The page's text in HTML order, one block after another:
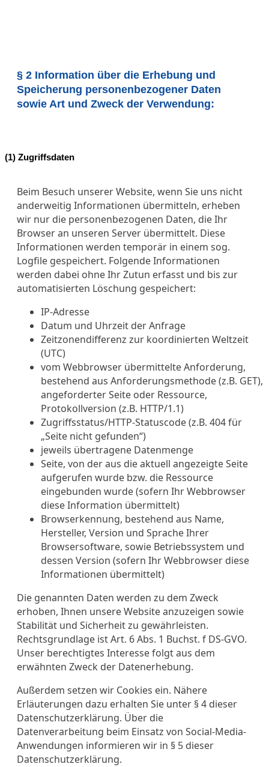
§ 2 Information über die Erhebung und
Speicherung personenbezogener Daten
sowie Art und Zweck der Verwendung:
(1) Zugriffsdaten
Beim Besuch unserer Website, wenn Sie uns nicht
anderweitig Informationen übermitteln, erheben
wir nur die personenbezogenen Daten, die Ihr
Browser an unseren Server übermittelt. Diese
Informationen werden temporär in einem sog.
Logfile gespeichert. Folgende Informationen
werden dabei ohne Ihr Zutun erfasst und bis zur
automatisierten Löschung gespeichert:
IP-Adresse
Datum und Uhrzeit der Anfrage
Zeitzonendifferenz zur koordinierten Weltzeit
(UTC)
vom Webbrowser übermittelte Anforderung,
bestehend aus Anforderungsmethode (z.B. GET),
angeforderter Seite oder Ressource,
Protokollversion (z.B. HTTP/1.1)
Zugriffsstatus/HTTP-Statuscode (z.B. 404 für
„Seite nicht gefunden“)
jeweils übertragene Datenmenge
Seite, von der aus die aktuell angezeigte Seite
aufgerufen wurde bzw. die Ressource
eingebunden wurde (sofern Ihr Webbrowser
diese Information übermittelt)
Browserkennung, bestehend aus Name,
Hersteller, Version und Sprache Ihrer
Browsersoftware, sowie Betriebssystem und
dessen Version (sofern Ihr Webbrowser diese
Informationen übermittelt)
Die genannten Daten werden zu dem Zweck
erhoben, Ihnen unsere Website anzuzeigen sowie
Stabilität und Sicherheit zu gewährleisten.
Rechtsgrundlage ist Art. 6 Abs. 1 Buchst. f DS-GVO.
Unser berechtigtes Interesse folgt aus dem
erwähnten Zweck der Datenerhebung.
Außerdem setzen wir Cookies ein. Nähere
Erläuterungen dazu erhalten Sie unter § 4 dieser
Datenschutzerklärung. Über die
Datenverarbeitung beim Einsatz von Social-Media-
Anwendungen informieren wir in § 5 dieser
Datenschutzerklärung.